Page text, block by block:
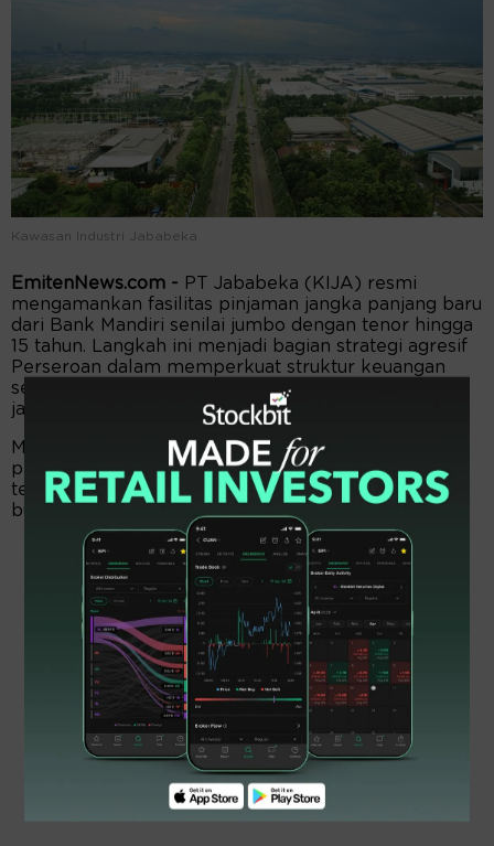
Kawasan Industri Jababeka
EmitenNews.com - PT Jababeka (KIJA) resmi
mengamankan fasilitas pinjaman jangka panjang baru
dari Bank Mandiri senilai jumbo dengan tenor hingga
15 tahun. Langkah ini menjadi bagian strategi agresif
Perseroan dalam memperkuat struktur keuangan
sekaligus melakukan refinancing utang global yang
jatuh tempo pada 2027.
Manajemen KIJA mengungkapkan, fasilitas
pembiayaan yang ditandatangani pada 13 Mei 2026
tersebut diberikan dalam mata uang Rupiah dengan
bunga floating sebesar 7% per tahun.